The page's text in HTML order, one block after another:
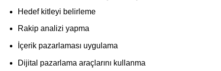
Hedef kitleyi belirleme
Rakip analizi yapma
İçerik pazarlaması uygulama
Dijital pazarlama araçlarını kullanma